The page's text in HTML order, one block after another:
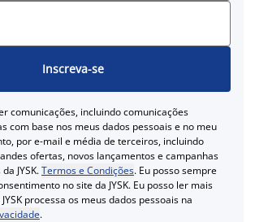
Inscreva-se
comunicações, incluindo comunicações
com base nos meus dados pessoais e no meu
por e-mail e média de terceiros, incluindo
ofertas, novos lançamentos e campanhas
JYSK.Termos e Condições. Eu posso sempre
no site da JYSK. Eu posso ler mais
processa os meus dados pessoais na
.